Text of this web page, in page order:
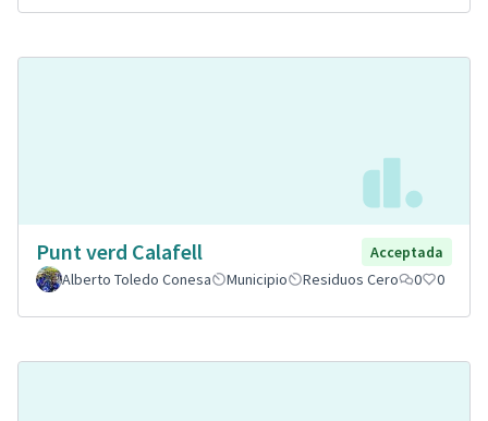
Punt verd Calafell
Acceptada
Alberto Toledo Conesa
Municipio Residuos Cero 0 0